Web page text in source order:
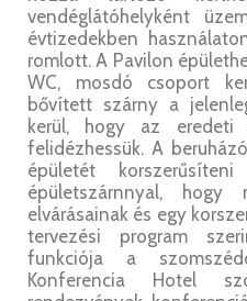
vendéglátóhelyként
évtizedekben
romlott. A Pavilon
WC, mosdó csoport
bővített szárny a
kerül, hogy az eredeti
felidézhessük. A
épületét
épületszárnnyal,
elvárásainak és egy
tervezési program
funkciója a
Konferencia Hotel